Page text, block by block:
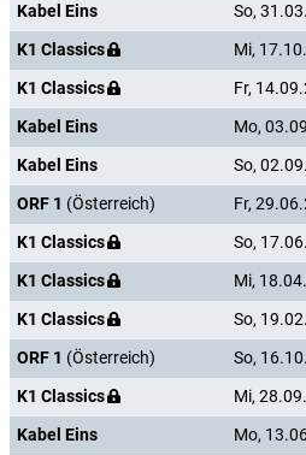
Kabel Eins
So,
K1 Classics
Mi,
K1 Classics
Fr,
Kabel Eins
Mo,
Kabel Eins
So,
ORF 1 (Österreich) Fr,
K1 Classics
So,
K1 Classics
Mi,
K1 Classics
So,
ORF 1 (Österreich) So,
K1 Classics
Mi,
Kabel Eins
Mo,